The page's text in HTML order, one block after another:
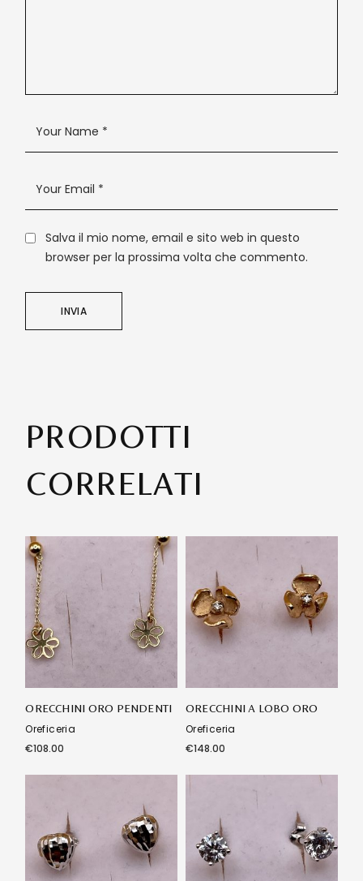
Salva il mio nome, email e sito web in questo
browser per la prossima volta che commento.
INVIA
PRODOTTI
CORRELATI
ORECCHINI ORO PENDENTI
Oreficeria
€108.00
ORECCHINI A LOBO ORO
Oreficeria
€148.00